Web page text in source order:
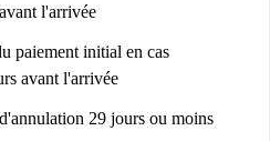
l'arrivée
paiement initial en cas
avant l'arrivée
29 jours ou moins